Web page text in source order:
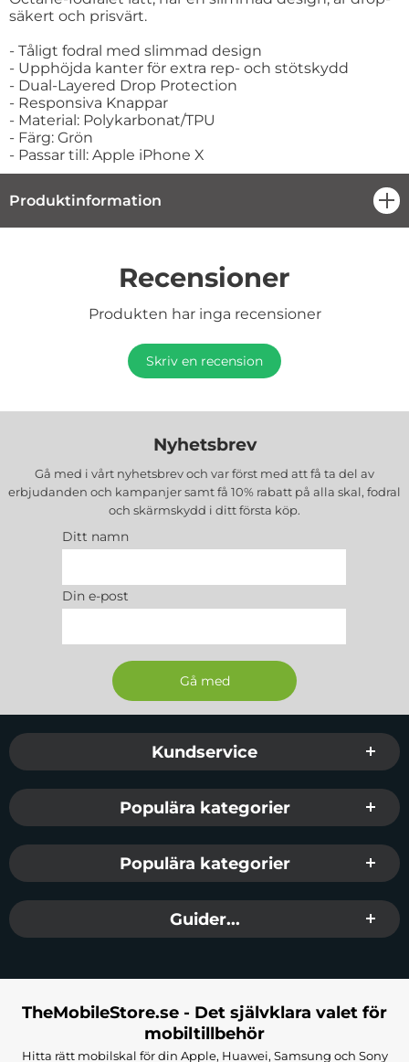
säkert och prisvärt.
- Tåligt fodral med slimmad design
- Upphöjda kanter för extra rep- och stötskydd
- Dual-Layered Drop Protection
- Responsiva Knappar
- Material: Polykarbonat/TPU
- Färg: Grön
- Passar till: Apple iPhone X
Produktinformation
Recensioner
Produkten har inga recensioner
Skriv en recension
Nyhetsbrev
Gå med i vårt nyhetsbrev och var först med att få ta del av
erbjudanden och kampanjer samt få 10% rabatt på alla skal, fodral
och skärmskydd i ditt första köp.
Ditt namn
Din e-post
Sidfot Blandad info och länkar
Kundservice
Populära kategorier
Populära kategorier
Guider...
TheMobileStore.se - Det självklara valet för
mobiltillbehör
Hitta rätt mobilskal för din Apple, Huawei, Samsung och Sony